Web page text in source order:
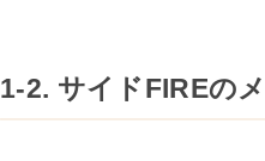
1-2. サイドFIREの